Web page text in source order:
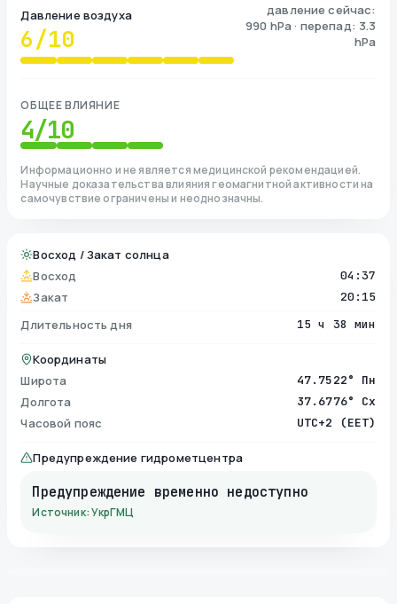
Давление воздуха
6/10
давление сейчас:
990 hPa · перепад: 3.3
hPa
ОБЩЕЕ ВЛИЯНИЕ
4/10
Информационно и не является медицинской рекомендацией.
Научные доказательства влияния геомагнитной активности на
самочувствие ограничены и неоднозначны.
Восход / Закат солнца
Восход
04:37
Закат 20:15
Длительность дня 15 ч 38 мин
Координаты
Широта
47.7522° Пн
Долгота 37.6776° Сх
Часовой пояс UTC+2 (EET)
Предупреждение гидрометцентра
Предупреждение временно недоступно
Источник: УкрГМЦ